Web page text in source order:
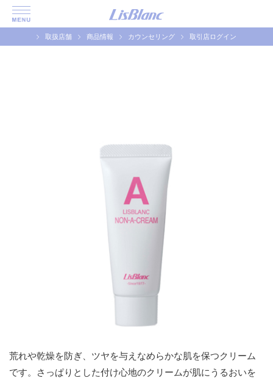
取扱店舗 商品情報 カウンセリング 取引店ログイン
荒れや乾燥を防ぎ、ツヤを与えなめらかな肌を保つクリーム
です。さっぱりとした付け心地のクリームが肌にうるおいを